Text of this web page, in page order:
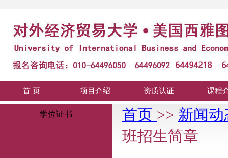
首 页 项目介绍 资质认证 课程
学位证书 首页 >> 新闻
班招生简章